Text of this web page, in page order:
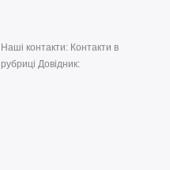
Наші контакти: Контакти в
рубриці Довідник: